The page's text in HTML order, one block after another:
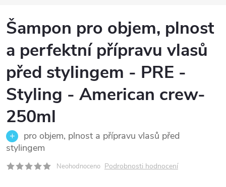
Šampon pro objem, plnost
a perfektní přípravu vlasů
před stylingem - PRE -
Styling - American crew-
250ml
pro objem, plnost a přípravu vlasů před
stylingem
Neohodnoceno Podrobnosti hodnocení